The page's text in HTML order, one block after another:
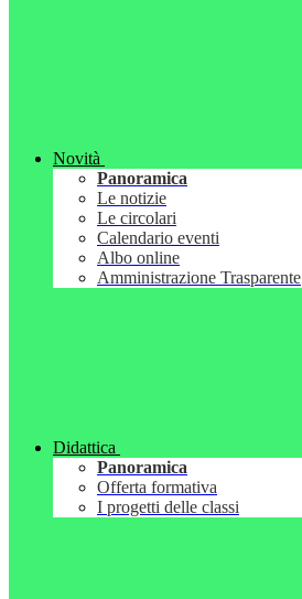
Novità
Panoramica
Le notizie
Le circolari
Calendario eventi
Albo online
Amministrazione Trasparente
Didattica
Panoramica
Offerta formativa
I progetti delle classi